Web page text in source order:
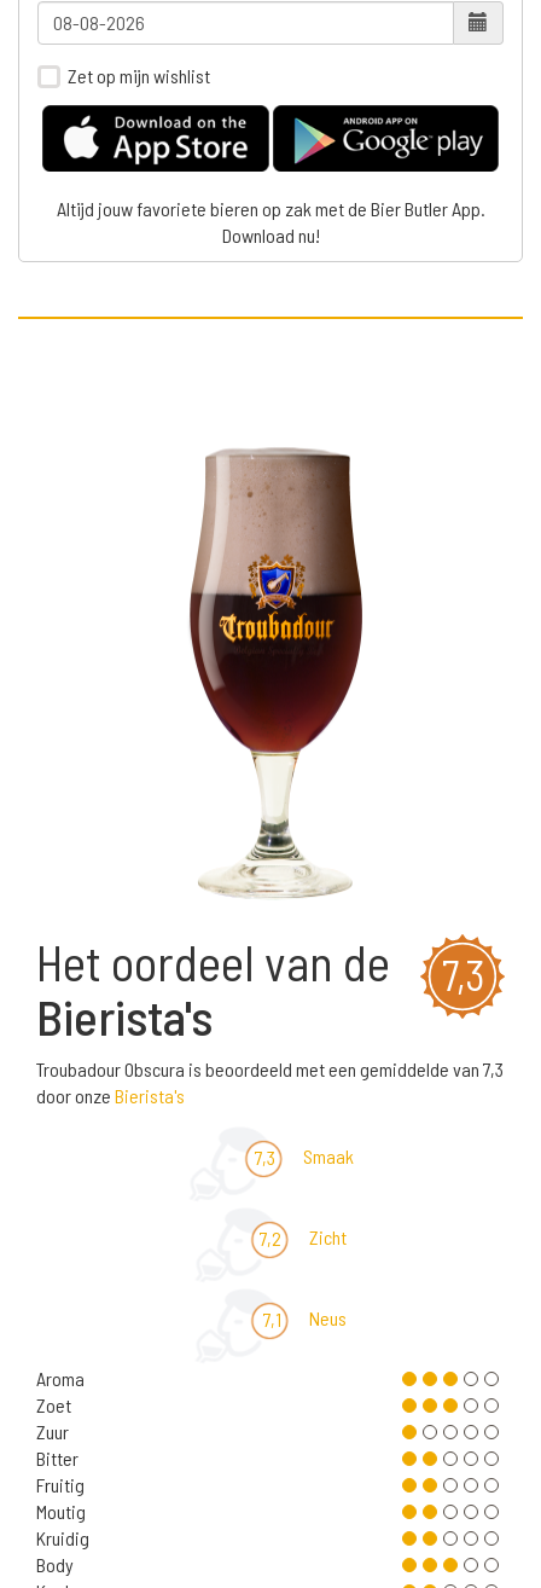
Zet op mijn wishlist
Altijd jouw favoriete bieren op zak met de Bier Butler App.
Download nu!
7,3
Het oordeel van de
Bierista's
Troubadour Obscura is beoordeeld met een gemiddelde van 7,3
door onze Bierista's
7,3 Smaak
7,2 Zicht
7,1 Neus
Aroma
Zoet
Zuur
Bitter
Fruitig
Moutig
Kruidig
Body